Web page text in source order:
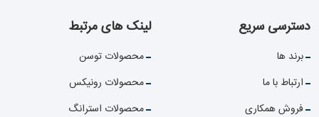
دسترسی سریع
برند ها
ارتباط با ما
فروش همکاری
لینک های مرتبط
محصولات توسن
محصولات رونیکس
محصولات استرانگ